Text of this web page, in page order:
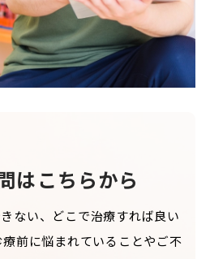
はこちらから
ない、どこで治療すれば良い
療前に悩まれていることやご不